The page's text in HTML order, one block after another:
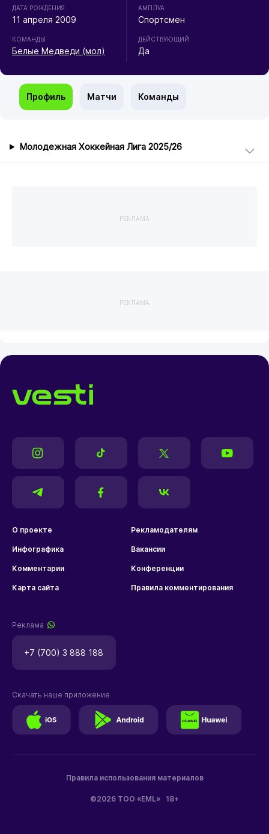
ДАТА РОЖДЕНИЯ
11 апреля 2009
КОМАНДЫ
Белые Медведи (мол)
АМПЛУА
Спортсмен
ДЕЙСТВУЮЩИЙ
Да
Профиль Матчи Команды
Молодежная Хоккейная Лига 2025/26
РЕКЛАМА
РЕКЛАМА
О проекте Рекламодателям
Инфографика Вакансии
Комментарии Конференции
Карта сайта Правила комментирования
Реклама
+7 (700) 3 888 188
©2026 ТОО «EML» 18+
Правила использования материалов
Скачать наше приложение